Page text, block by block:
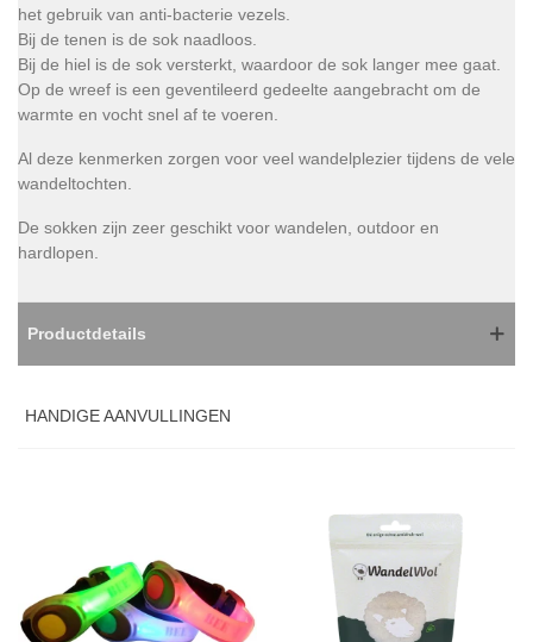
het gebruik van anti-bacterie vezels.
Bij de tenen is de sok naadloos.
Bij de hiel is de sok versterkt, waardoor de sok langer mee gaat.
Op de wreef is een geventileerd gedeelte aangebracht om de
warmte en vocht snel af te voeren.
Al deze kenmerken zorgen voor veel wandelplezier tijdens de vele
wandeltochten.
De sokken zijn zeer geschikt voor wandelen, outdoor en
hardlopen.
Productdetails
HANDIGE AANVULLINGEN